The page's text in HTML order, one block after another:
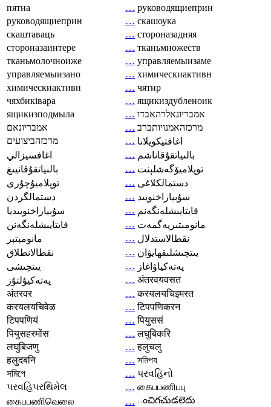
пятна
… руководящиеприн
руководящиеприн
… скашоука
скаштаваць
… стороназадняя
стороназаинтере
… тканьмножеств
тканьмолочноиже
… управляемыизаме
управляемыизано
… химическиактивн
химическиактивн
… чятир
чяхбиківара
… ящикиздубленоик
ящикизподмыла
… אמבריונאלרהאבדו
אמבריונאם
… מרכזהאמנויותברב
מרכזהביצועים
… اغافتيكويلانا
اغافسيزالي
… بالىياتقۇقاناشم
بالىياتقۇقانيىغ
… توپلاميۆگەشلېنت
توپلاميۇچۇرى
… دستمالکلاغی
دستمالگردن
… سۇبياراخنويىد
سۇبياراخنويىديا
… قايتايىشلەنگەنم
قايتايىشلەنگەنن
… مانومېتىريەگمەت
مانومېتېر
… نقطالاستدلال
نقطالانطلاق
… يىتچىشلىقھايۋان
يىتچىشى
… پەتەكياۋاغاز
پەتەكيۇلتۇز
… अंतरवयवसत
अंतरवर
… करयलयचिइमरत
करयलयचिवेळ
… टिपपणिकरन
टिपपणियं
… पियुससं
पियुसहरमोंस
… लघुबिकरि
लघुबिजणु
… हलुचलु
हलुदबनि
… সমিপয
সমিপে
… પરવહિનો
પરવહિપરથિમેલ
… கைபபணிபபு
கைபபணிவெலை
… ంచిగచుడలెదు